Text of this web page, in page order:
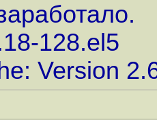
128.el5
Version